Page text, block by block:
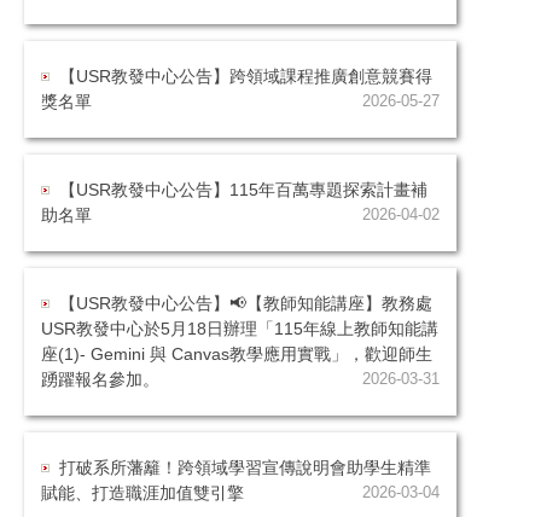
【USR教發中心公告】跨領域課程推廣創意競賽得
獎名單
2026-05-27
【USR教發中心公告】115年百萬專題探索計畫補
助名單
2026-04-02
【USR教發中心公告】📢【教師知能講座】教務處
USR教發中心於5月18日辦理「115年線上教師知能講
座(1)- Gemini 與 Canvas教學應用實戰」，歡迎師生
踴躍報名參加。
2026-03-31
打破系所藩籬！跨領域學習宣傳說明會助學生精準
賦能、打造職涯加值雙引擎
2026-03-04